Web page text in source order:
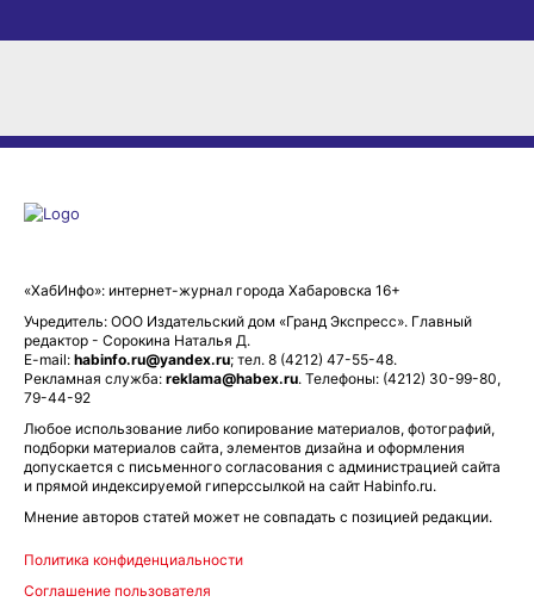
«ХабИнфо»: интернет-журнал города Хабаровска 16+
Учредитель: ООО Издательский дом «Гранд Экспресс». Главный
редактор - Сорокина Наталья Д.
E-mail: habinfo.ru@yandex.ru; тел. 8 (4212) 47-55-48.
Рекламная служба: reklama@habex.ru. Телефоны: (4212) 30-99-80,
79-44-92
Любое использование либо копирование материалов, фотографий,
подборки материалов сайта, элементов дизайна и оформления
допускается с письменного согласования с администрацией сайта
и прямой индексируемой гиперссылкой на сайт Habinfo.ru.
Мнение авторов статей может не совпадать с позицией редакции.
Политика конфиденциальности
Соглашение пользователя